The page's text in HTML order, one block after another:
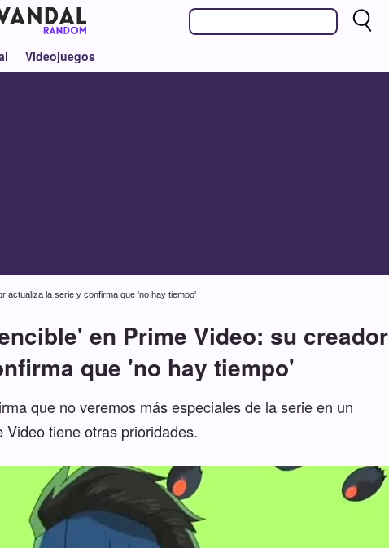
Videojuegos
actualiza la serie y confirma que 'no hay tiempo'
en Prime Video: su creador
que 'no hay tiempo'
que no veremos más especiales de la serie en un
tiene otras prioridades.